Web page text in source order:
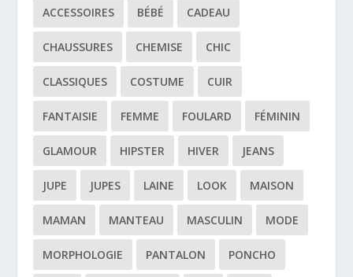
ACCESSOIRES BÉBÉ CADEAU
CHAUSSURES CHEMISE CHIC
CLASSIQUES COSTUME CUIR
FANTAISIE FEMME FOULARD FÉMININ
GLAMOUR HIPSTER HIVER JEANS
JUPE JUPES LAINE LOOK MAISON
MAMAN MANTEAU MASCULIN MODE
MORPHOLOGIE PANTALON PONCHO